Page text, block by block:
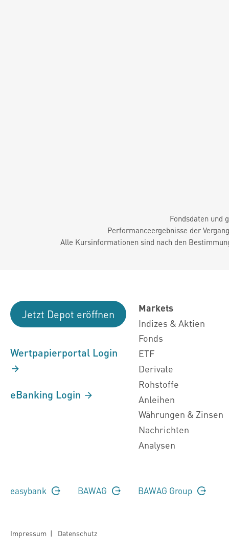
Fondsdaten und
Performanceergebnisse der
Alle Kursinformationen sind nach den
Jetzt Depot eröffnen
Wertpapierportal Login
eBanking Login
Markets
Indizes & Aktien
Fonds
ETF
Derivate
Rohstoffe
Anleihen
Währungen & Zinsen
Nachrichten
Analysen
easybank BAWAG BAWAG Group
Impressum | Datenschutz